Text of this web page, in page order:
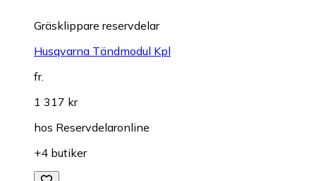
Gräsklippare reservdelar
Husqvarna Tändmodul Kpl
fr.
1 317 kr
hos Reservdelaronline
+4 butiker